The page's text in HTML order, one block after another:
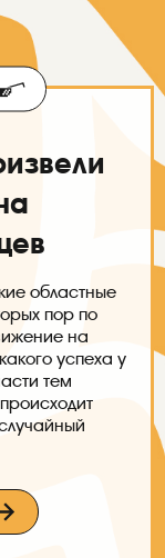
областные
пор по
на
успеха у
тем